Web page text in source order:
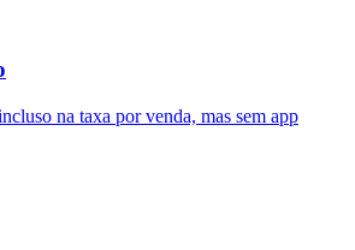
na taxa por venda, mas sem app